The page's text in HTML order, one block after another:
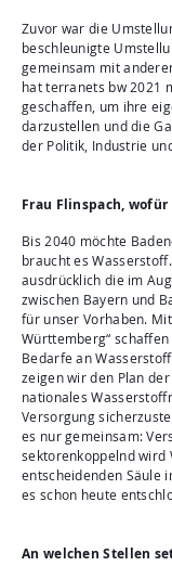
Zuvor war die
beschleunigte
gemeinsam mit
hat terranets bw 2021
geschaffen, um ihre
darzustellen und die
der Politik, Industrie
Frau Flinspach,
Bis 2040 möchte
braucht es
ausdrücklich die im
zwischen Bayern und
für unser Vorhaben.
Württemberg“
Bedarfe an
zeigen wir den Plan
nationales
Versorgung
es nur gemeinsam:
sektorenkoppelnd
entscheidenden Säule
es schon heute
An welchen Stellen